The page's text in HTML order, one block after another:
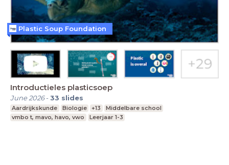
Introductieles plasticsoep
June 2026-33 slides
Aardrijkskunde Biologie +13
Middelbare school
vmbo t, mavo, havo, vwo
Leerjaar 1-3
Plastic Soup Foundation